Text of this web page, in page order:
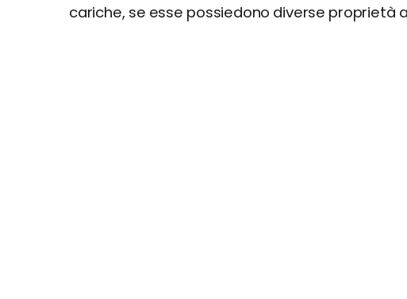
cariche, se esse possiedono diverse proprietà